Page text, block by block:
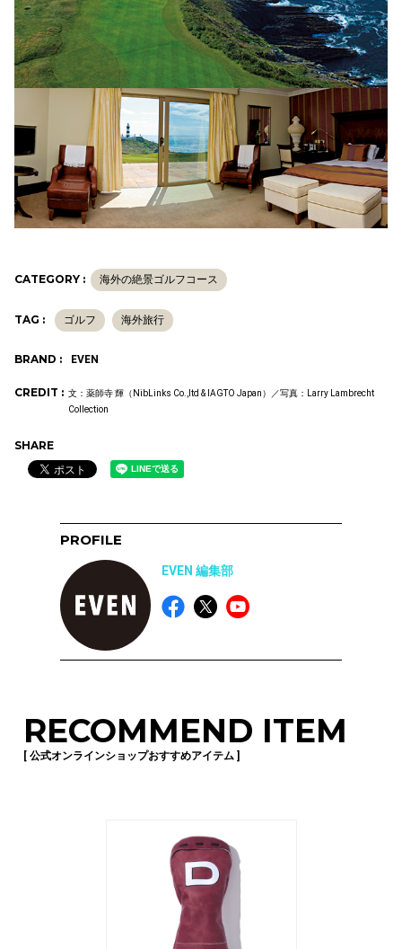
CATEGORY : 海外の絶景ゴルフコース
TAG : ゴルフ 海外旅行
BRAND : EVEN
CREDIT : 文：薬師寺 輝（NibLinks Co.,ltd & IAGTO Japan）／写真：Larry Lambrecht
Collection
SHARE
PROFILE
EVEN 編集部
RECOMMEND ITEM
[ 公式オンラインショップおすすめアイテム ]